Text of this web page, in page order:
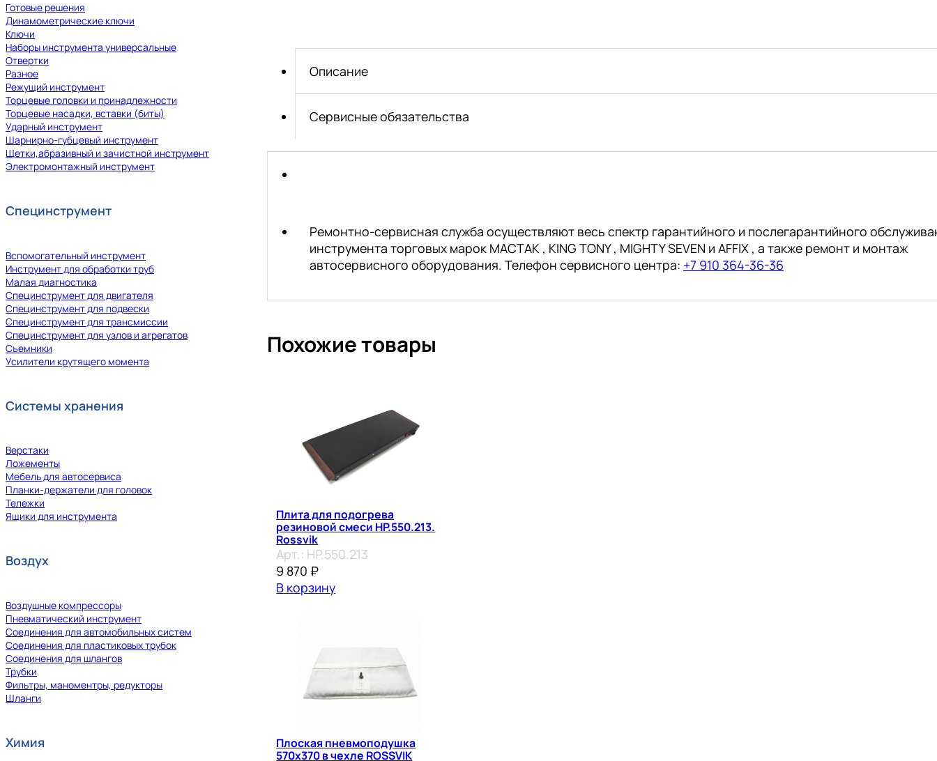
Готовые решения
Динамометрические ключи
Ключи
Наборы инструмента универсальные
Отвертки
Разное
Режущий инструмент
Торцевые головки и принадлежности
Торцевые насадки, вставки (биты)
Ударный инструмент
Шарнирно-губцевый инструмент
Щетки,абразивный и зачистной инструмент
Электромонтажный инструмент
Специнструмент
Вспомогательный инструмент
Инструмент для обработки труб
Малая диагностика
Специнструмент для двигателя
Специнструмент для подвески
Специнструмент для трансмиссии
Специнструмент для узлов и агрегатов
Съемники
Усилители крутящего момента
Системы хранения
Верстаки
Ложементы
Мебель для автосервиса
Планки-держатели для головок
Тележки
Ящики для инструмента
Воздух
Воздушные компрессоры
Пневматический инструмент
Соединения для автомобильных систем
Соединения для пластиковых трубок
Соединения для шлангов
Трубки
Фильтры, маноментры, редукторы
Шланги
Химия
Описание
Сервисные обязательства
Ремонтно-сервисная служба осуществляют весь спектр гарантийного и послегарантийного
инструмента торговых марок МАСТАК , KING TONY , MIGHTY SEVEN и AFFIX , а также ремонт и монтаж
автосервисного оборудования. Телефон сервисного центра: +7 910 364-36-36
Похожие товары
Плита для подогрева
резиновой смеси HP.550.213.
Rossvik
Арт.: HP.550.213
9 870 ₽
В корзину
Плоская пневмоподушка
570х370 в чехле ROSSVIK